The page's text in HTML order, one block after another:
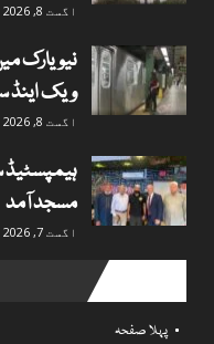
اگست 8, 2026
نیویارک
ویک اینڈ
اگست 8, 2026
ہیمپسٹیڈ
مسجد آمد
اگست 7, 2026
پہلا صفحہ